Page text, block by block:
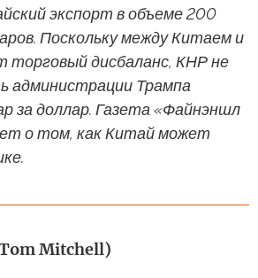
экспорт в объеме 200
Поскольку между Китаем и
дисбаланс, КНР не
Трампа
за доллар. Газета «Файнэншл
о том, как Китай может
Mitchell)